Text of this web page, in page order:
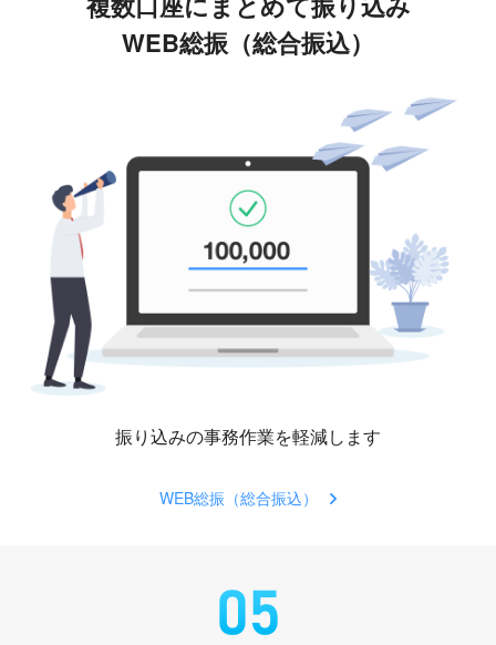
WEB総振（総合振込）
振り込みの事務作業を軽減します
WEB総振（総合振込）